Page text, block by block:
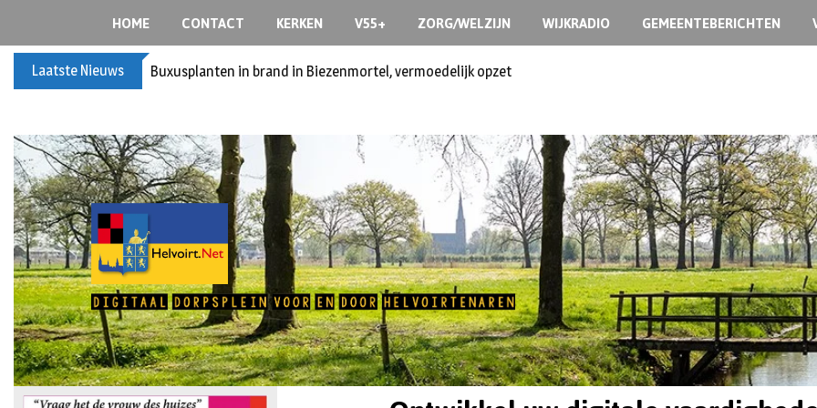
HOME CONTACT KERKEN V55+ ZORG/WELZIJN WIJKRADIO GEMEENTEBERICHTEN
Laatste Nieuws Spreidingswet asielzoekers: hoe zit dat?